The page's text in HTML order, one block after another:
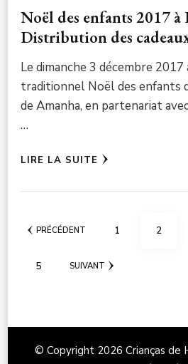
Noël des enfants 2017
Distribution des
Le dimanche 3 décembre 2017
traditionnel Noël des enfants
de Amanha, en partenariat
…
LIRE LA SUITE
Pagination
publications
PRÉCÉDENT PAGE
1 PAGE
2
PAGE
5 SUIVANT
© Copyright 2026 Crianças de